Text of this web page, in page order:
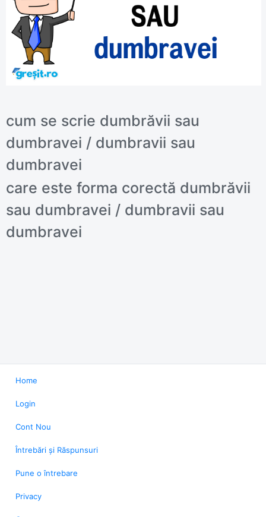
cum se scrie dumbrăvii sau
dumbravei / dumbravii sau
dumbravei
care este forma corectă dumbrăvii
sau dumbravei / dumbravii sau
dumbravei
Home
Login
Cont Nou
Întrebări și Răspunsuri
Pune o întrebare
Privacy